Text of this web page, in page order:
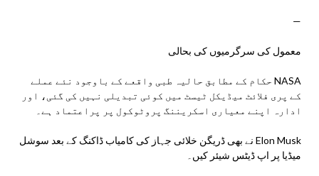
—
معمول کی سرگرمیوں کی بحالی
NASA حکام کے مطابق حالیہ طبی واقعے کے باوجود نئے عملے
کے پری فلائٹ میڈیکل ٹیسٹ میں کوئی تبدیلی نہیں کی گئی، اور
ادارہ اپنے معیاری اسکریننگ پروٹوکول پر پراعتماد ہے۔
Elon Musk نے بھی ڈریگن خلائی جہاز کی کامیاب ڈاکنگ کے بعد سوشل
میڈیا پر اپ ڈیٹس شیئر کیں۔